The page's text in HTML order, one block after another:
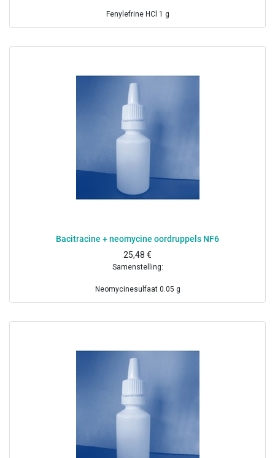
Fenylefrine HCl 1 g
Borax 30 mg
Natriummetabisulfiet 10 mg
Bacitracine + neomycine oordruppels NF6
25,48 €
Samenstelling:
Neomycinesulfaat 0.05 g
Bacitracine 2.5 KIU
Dinatriumedetaat 10 mg